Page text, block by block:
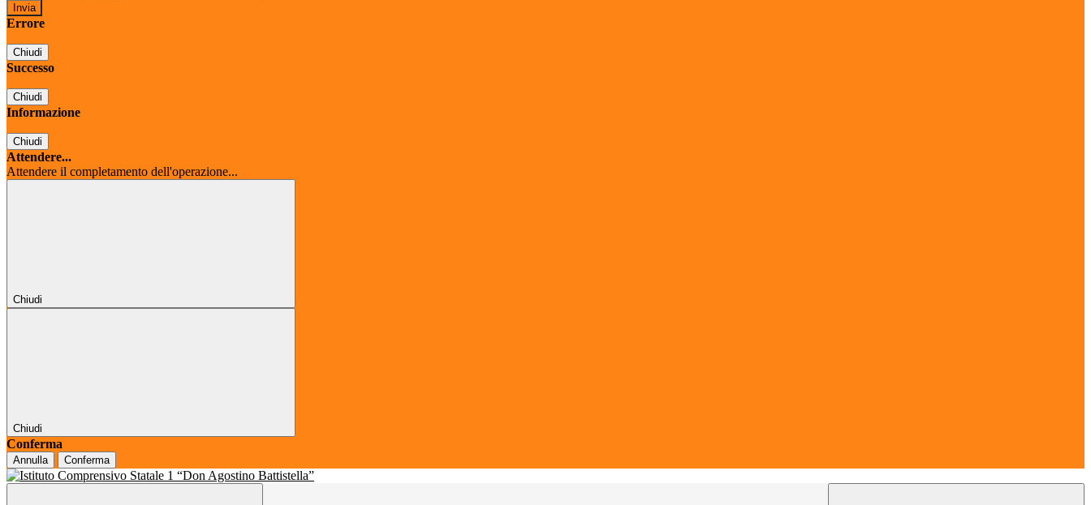
Errore
Chiudi
Successo
Chiudi
Informazione
Chiudi
Attendere...
Attendere il completamento dell'operazione...
Chiudi
Chiudi
Conferma
Annulla Conferma